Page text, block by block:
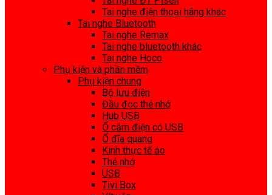
Tai nghe điện thoại hãng khác
Tai nghe Bluetooth
Tai nghe Remax
Tai nghe bluetooth khác
Tai nghe Hoco
Phụ kiện và phần mềm
Phụ kiện chung
Bộ lưu điện
Đầu đọc thẻ nhớ
Hub USB
Ổ cắm điện có USB
Ổ đĩa quang
Kính thực tế ảo
Thẻ nhớ
USB
Tivi Box